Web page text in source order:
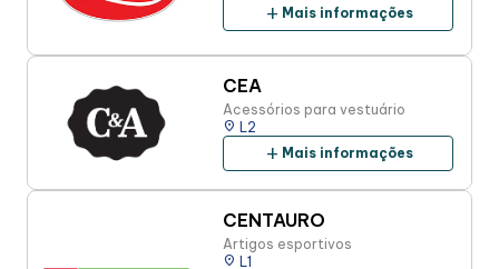
add Mais informações
CEA
Acessórios para vestuário
place L2
add Mais informações
CENTAURO
Artigos esportivos
place L1